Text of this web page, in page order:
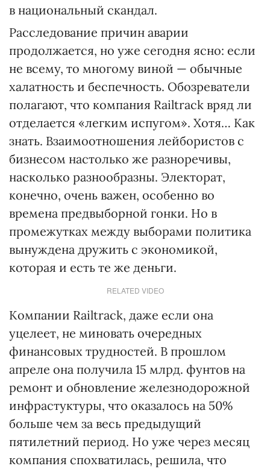
в национальный скандал.
Расследование причин аварии
продолжается, но уже сегодня ясно: если
не всему, то многому виной — обычные
халатность и беспечность. Обозреватели
полагают, что компания Railtrack вряд ли
отделается «легким испугом». Хотя… Как
знать. Взаимоотношения лейбористов с
бизнесом настолько же разноречивы,
насколько разнообразны. Электорат,
конечно, очень важен, особенно во
времена предвыборной гонки. Но в
промежутках между выборами политика
вынуждена дружить с экономикой,
которая и есть те же деньги.
RELATED VIDEO
Компании Railtrack, даже если она
уцелеет, не миновать очередных
финансовых трудностей. В прошлом
апреле она получила 15 млрд. фунтов на
ремонт и обновление железнодорожной
инфрастуктуры, что оказалось на 50%
больше чем за весь предыдущий
пятилетний период. Но уже через месяц
компания спохватилась, решила, что